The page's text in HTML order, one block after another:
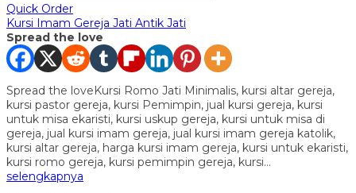
Quick Order
Kursi Imam Gereja Jati Antik Jati
Spread the love
Spread the loveKursi Romo Jati Minimalis, kursi altar gereja,
kursi pastor gereja, kursi Pemimpin, jual kursi gereja, kursi
untuk misa ekaristi, kursi uskup gereja, kursi untuk misa di
gereja, jual kursi imam gereja, jual kursi imam gereja katolik,
kursi altar gereja, harga kursi imam gereja, kursi untuk ekaristi,
kursi romo gereja, kursi pemimpin gereja, kursi…
selengkapnya